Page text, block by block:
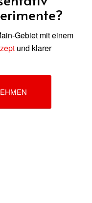
Gebiet mit einem
und klarer